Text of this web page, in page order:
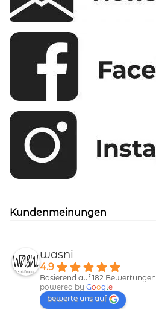
Kundenmeinungen
wasni
4.9
Basierend auf 182 Bewertungen
powered by Goog le
bewerte uns auf